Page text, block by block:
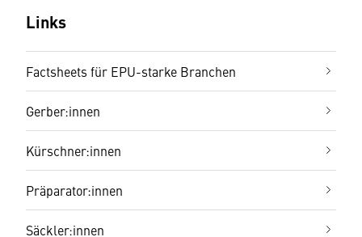
Links
Factsheets für EPU-starke Branchen
Gerber:innen
Kürschner:innen
Präparator:innen
Säckler:innen